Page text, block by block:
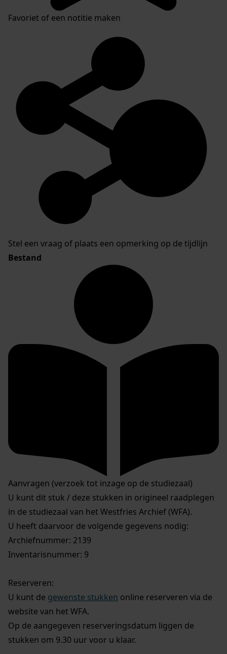
Favoriet of een notitie maken
Stel een vraag of plaats een opmerking op de tijdlijn
Bestand
Aanvragen (verzoek tot inzage op de studiezaal)
U kunt dit stuk / deze stukken in origineel raadplegen
in de studiezaal van het Westfries Archief (WFA).
U heeft daarvoor de volgende gegevens nodig:
Archiefnummer: 2139
Inventarisnummer: 9
Reserveren:
U kunt de gewenste stukken online reserveren via de
website van het WFA.
Op de aangegeven reserveringsdatum liggen de
stukken om 9.30 uur voor u klaar.